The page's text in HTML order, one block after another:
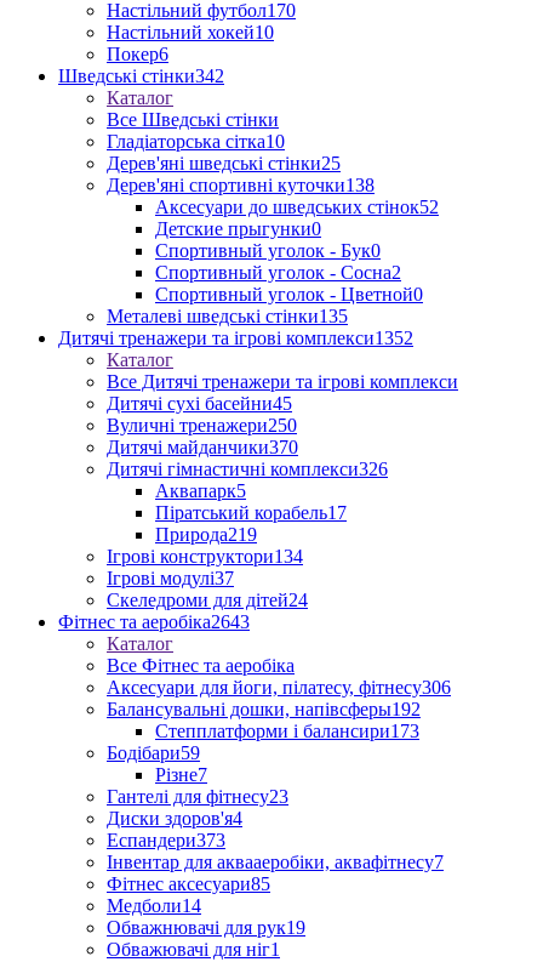
Настільний футбол170
Настільний хокей10
Покер6
Шведські стінки342
Каталог
Все Шведські стінки
Гладіаторська сітка10
Дерев'яні шведські стінки25
Дерев'яні спортивні куточки138
Аксесуари до шведських стінок52
Детские прыгунки0
Спортивный уголок - Бук0
Спортивный уголок - Сосна2
Спортивный уголок - Цветной0
Металеві шведські стінки135
Дитячі тренажери та ігрові комплекси1352
Каталог
Все Дитячі тренажери та ігрові комплекси
Дитячі сухі басейни45
Вуличні тренажери250
Дитячі майданчики370
Дитячі гімнастичні комплекси326
Аквапарк5
Піратський корабель17
Природа219
Ігрові конструктори134
Ігрові модулі37
Скеледроми для дітей24
Фітнес та аеробіка2643
Каталог
Все Фітнес та аеробіка
Аксесуари для йоги, пілатесу, фітнесу306
Балансувальні дошки, напівсферы192
Степплатформи і балансири173
Бодібари59
Різне7
Гантелі для фітнесу23
Диски здоров'я4
Еспандери373
Інвентар для аквааеробіки, аквафітнесу7
Фітнес аксесуари85
Медболи14
Обважнювачі для рук19
Обважювачі для ніг1